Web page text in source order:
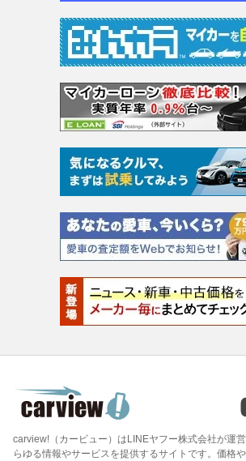
carview!（カービュー）はLINEヤフー株式会社が運
らゆる情報やサービスを提供するサイトです。価格